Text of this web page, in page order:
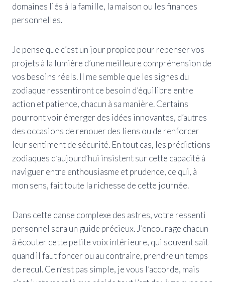
domaines liés à la famille, la maison ou les finances
personnelles.
Je pense que c’est un jour propice pour repenser vos
projets à la lumière d’une meilleure compréhension de
vos besoins réels. Il me semble que les signes du
zodiaque ressentiront ce besoin d’équilibre entre
action et patience, chacun à sa manière. Certains
pourront voir émerger des idées innovantes, d’autres
des occasions de renouer des liens ou de renforcer
leur sentiment de sécurité. En tout cas, les prédictions
zodiaques d’aujourd’hui insistent sur cette capacité à
naviguer entre enthousiasme et prudence, ce qui, à
mon sens, fait toute la richesse de cette journée.
Dans cette danse complexe des astres, votre ressenti
personnel sera un guide précieux. J’encourage chacun
à écouter cette petite voix intérieure, qui souvent sait
quand il faut foncer ou au contraire, prendre un temps
de recul. Ce n’est pas simple, je vous l’accorde, mais